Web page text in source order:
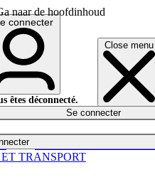
naar de hoofdinhoud
Close menu
connecter
êtes déconnecté.
Se connecter
TRANSPORT